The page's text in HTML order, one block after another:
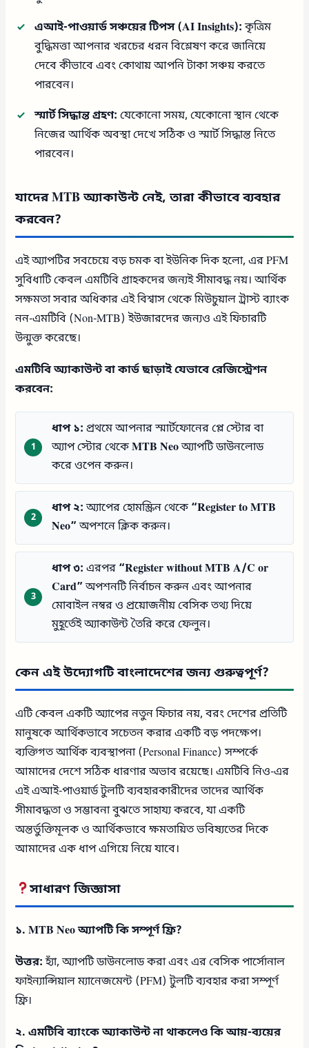
এআই-পাওয়ার্ড সঞ্চয়ের টিপস (AI Insights):কৃত্রিম
বুদ্ধিমত্তা আপনার খরচের ধরন বিশ্লেষণ করে জানিয়ে
দেবে কীভাবে এবং কোথায় আপনি টাকা সঞ্চয় করতে
পারবেন।
স্মার্ট সিদ্ধান্ত গ্রহণ: যেকোনো সময়, যেকোনো স্থান থেকে
নিজের আর্থিক অবস্থা দেখে সঠিক ও স্মার্ট সিদ্ধান্ত নিতে
পারবেন।
যাদের MTB অ্যাকাউন্ট নেই, তারা কীভাবে ব্যবহার
করবেন?
এই অ্যাপটির সবচেয়ে বড় চমক বা ইউনিক দিক হলো, এর PFM
সুবিধাটি কেবল এমটিবি গ্রাহকদের জন্যই সীমাবদ্ধ নয়। আর্থিক
সক্ষমতা সবার অধিকার এই বিশ্বাস থেকে মিউচুয়াল ট্রাস্ট ব্যাংক
নন-এমটিবি (Non-MTB) ইউজারদের জন্যও এই ফিচারটি
উন্মুক্ত করেছে।
এমটিবি অ্যাকাউন্ট বা কার্ড ছাড়াই যেভাবে রেজিস্ট্রেশন
করবেন:
ধাপ ১: প্রথমে আপনার স্মার্টফোনের প্লে স্টোর বা
অ্যাপ স্টোর থেকেMTB Neoঅ্যাপটি ডাউনলোড
করে ওপেন করুন।
ধাপ ২:অ্যাপের হোমস্ক্রিন থেকে “Register to MTB
Neo”অপশনে ক্লিক করুন।
ধাপ ৩: এরপর “Register without MTB A/C or
Card”অপশনটি নির্বাচন করুন এবং আপনার
মোবাইল নম্বর ও প্রয়োজনীয় বেসিক তথ্য দিয়ে
মুহূর্তেই অ্যাকাউন্ট তৈরি করে ফেলুন।
কেন এই উদ্যোগটি বাংলাদেশের জন্য গুরুত্বপূর্ণ?
এটি কেবল একটি অ্যাপের নতুন ফিচার নয়, বরং দেশের প্রতিটি
মানুষকে আর্থিকভাবে সচেতন করার একটি বড় পদক্ষেপ।
ব্যক্তিগত আর্থিক ব্যবস্থাপনা (Personal Finance) সম্পর্কে
আমাদের দেশে সঠিক ধারণার অভাব রয়েছে। এমটিবি নিও-এর
এই এআই-পাওয়ার্ড টুলটি ব্যবহারকারীদের তাদের আর্থিক
সীমাবদ্ধতা ও সম্ভাবনা বুঝতে সাহায্য করবে, যা একটি
অন্তর্ভুক্তিমূলক ও আর্থিকভাবে ক্ষমতায়িত ভবিষ্যতের দিকে
আমাদের এক ধাপ এগিয়ে নিয়ে যাবে।
সাধারণ জিজ্ঞাসা
১. MTB Neo অ্যাপটি কি সম্পূর্ণ ফ্রি?
উত্তর:হ্যাঁ, অ্যাপটি ডাউনলোড করা এবং এর বেসিক পার্সোনাল
ফাইন্যান্সিয়াল ম্যানেজমেন্ট (PFM) টুলটি ব্যবহার করা সম্পূর্ণ
ফ্রি।
২. এমটিবি ব্যাংকে অ্যাকাউন্ট না থাকলেও কি আয়-ব্যয়ের